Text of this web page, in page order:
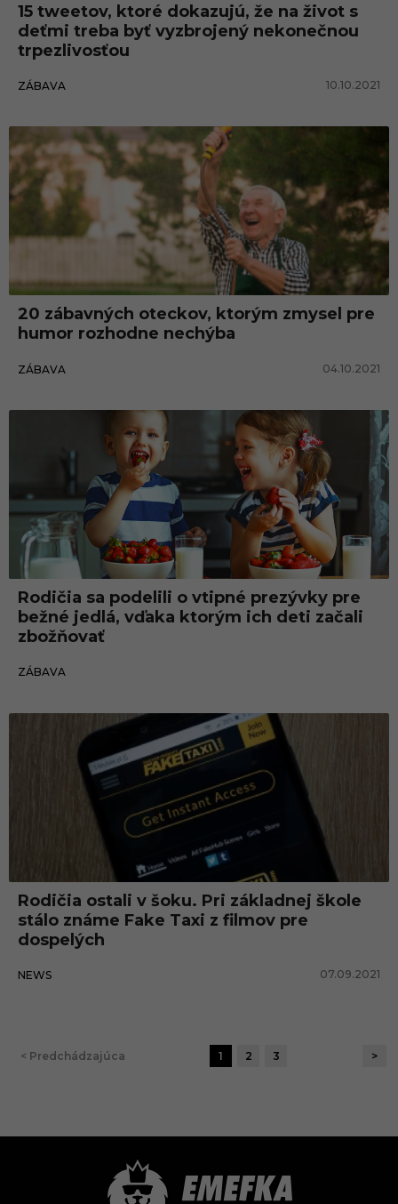
15 tweetov, ktoré dokazujú, že na život s
deťmi treba byť vyzbrojený nekonečnou
trpezlivosťou
ZÁBAVA 10.10.2021
20 zábavných oteckov, ktorým zmysel pre
humor rozhodne nechýba
ZÁBAVA 04.10.2021
Rodičia sa podelili o vtipné prezývky pre
bežné jedlá, vďaka ktorým ich deti začali
zbožňovať
ZÁBAVA
Rodičia ostali v šoku. Pri základnej škole
stálo známe Fake Taxi z filmov pre
dospelých
NEWS 07.09.2021
< Predchádzajúca 1 2 3 >